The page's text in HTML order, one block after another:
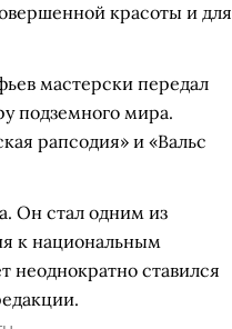
красоты и для
мастерски передал
подземного мира.
рапсодия» и «Вальс
Он стал одним из
к национальным
неоднократно ставился